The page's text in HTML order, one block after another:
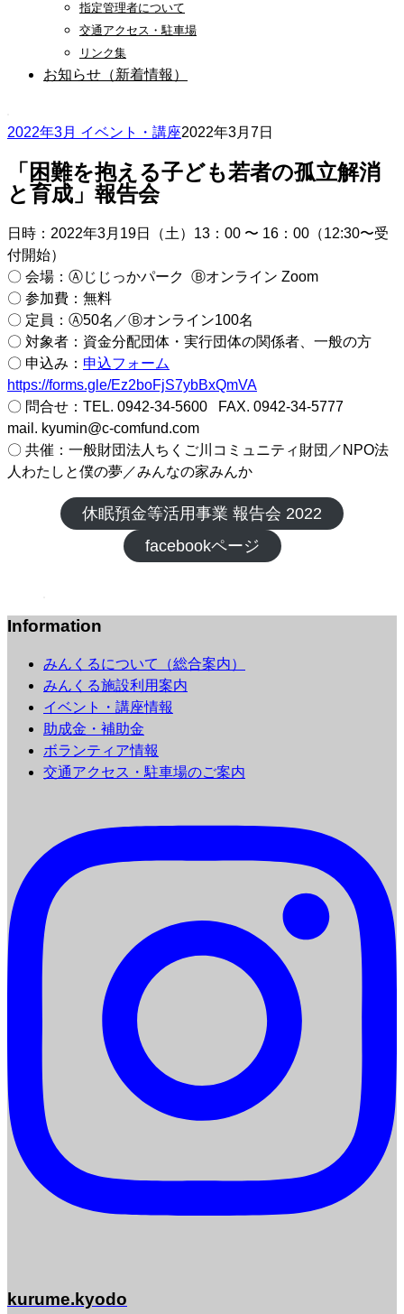
指定管理者について
交通アクセス・駐車場
リンク集
お知らせ（新着情報）
2022年3月 イベント・講座2022年3月7日
「困難を抱える子ども若者の孤立解消
と育成」報告会
日時：2022年3月19日（土）13：00 〜 16：00（12:30〜受
付開始）
〇 会場：Ⓐじじっかパーク Ⓑオンライン Zoom
〇 参加費：無料
〇 定員：Ⓐ50名／Ⓑオンライン100名
〇 対象者：資金分配団体・実行団体の関係者、一般の方
〇 申込み： 申込フォーム
https://forms.gle/Ez2boFjS7ybBxQmVA
〇 問合せ：TEL. 0942-34-5600 FAX. 0942-34-5777
mail. kyumin@c-comfund.com
〇 共催：一般財団法人ちくご川コミュニティ財団／NPO法
人わたしと僕の夢／みんなの家みんか
休眠預金等活用事業 報告会 2022
facebookページ
Information
みんくるについて（総合案内）
みんくる施設利用案内
イベント・講座情報
助成金・補助金
ボランティア情報
交通アクセス・駐車場のご案内
kurume.kyodo